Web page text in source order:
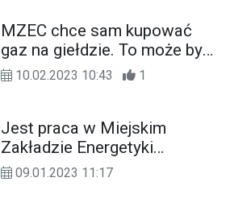
MZEC chce sam kupować
gaz na giełdzie. To może być
sposób na niższe rachunki za
10.02.2023 10:43 1
Jest praca w Miejskim
Zakładzie Energetyki
Cieplnej. Poszukiwany
09.01.2023 11:17